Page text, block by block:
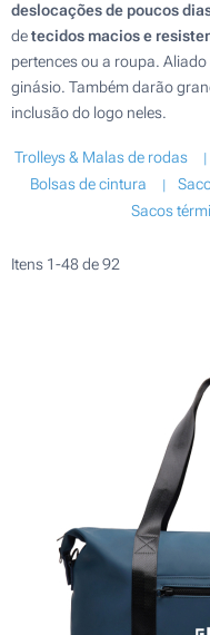
deslocações de poucos
detecidos macios e
pertences ou a roupa.
ginásio. Também darão
inclusão do logo neles.
Trolleys & Malas de rodas
Bolsas de cintura
Sacos
Itens 1-48de92